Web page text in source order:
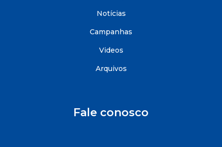
Notícias
Campanhas
Videos
Arquivos
Fale conosco